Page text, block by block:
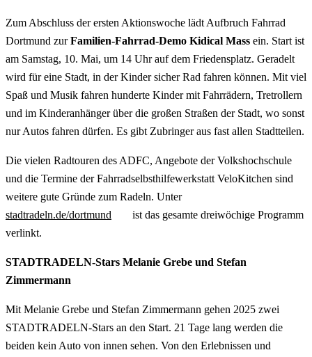
Zum Abschluss der ersten Aktionswoche lädt Aufbruch Fahrrad
Dortmund zurFamilien-Fahrrad-Demo Kidical Mass ein. Start ist
am Samstag, 10. Mai, um 14 Uhr auf dem Friedensplatz. Geradelt
wird für eine Stadt, in der Kinder sicher Rad fahren können. Mit viel
Spaß und Musik fahren hunderte Kinder mit Fahrrädern, Tretrollern
und im Kinderanhänger über die großen Straßen der Stadt, wo sonst
nur Autos fahren dürfen. Es gibt Zubringer aus fast allen Stadtteilen.
Die vielen Radtouren des ADFC, Angebote der Volkshochschule
und die Termine der Fahrradselbsthilfewerkstatt VeloKitchen sind
weitere gute Gründe zum Radeln. Unter
stadtradeln.de/dortmund
ist das gesamte dreiwöchige Programm
verlinkt.
STADTRADELN-Stars Melanie Grebe und Stefan
Zimmermann
Mit Melanie Grebe und Stefan Zimmermann gehen 2025 zwei
STADTRADELN-Stars an den Start. 21 Tage lang werden die
beiden kein Auto von innen sehen. Von den Erlebnissen und